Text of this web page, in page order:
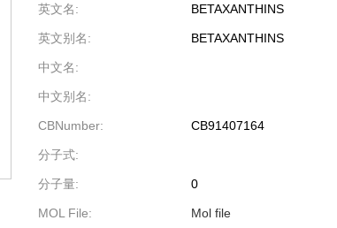
英文名: BETAXANTHINS
英文别名: BETAXANTHINS
中文名:
中文别名:
CBNumber: CB91407164
分子式:
分子量: 0
MOL File: Mol file